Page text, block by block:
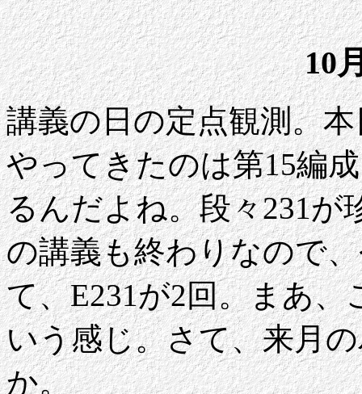
10
講義の日の定点観測。
やってきたのは第15編
るんだよね。段々231が
の講義も終わりなので
て、E231が2回。まあ
いう感じ。さて、来月
か。